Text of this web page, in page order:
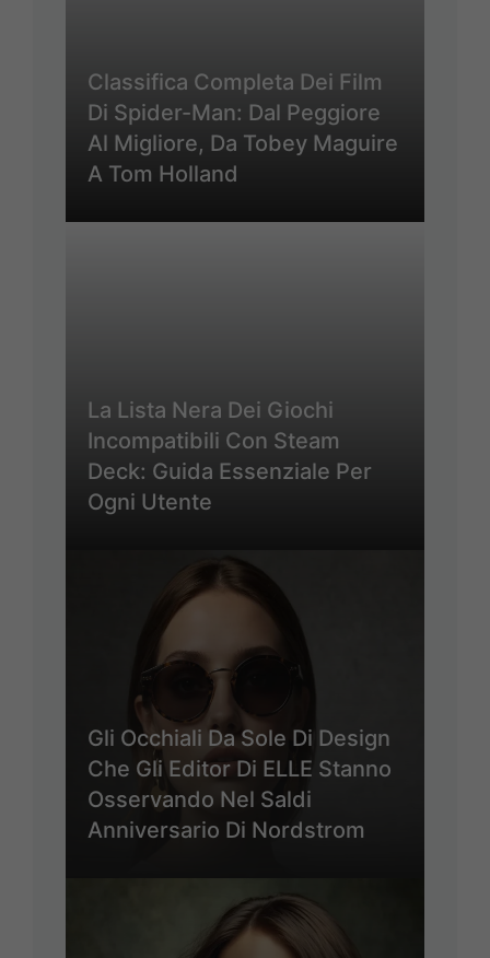
Classifica Completa Dei Film
Di Spider-Man: Dal Peggiore
Al Migliore, Da Tobey Maguire
A Tom Holland
La Lista Nera Dei Giochi
Incompatibili Con Steam
Deck: Guida Essenziale Per
Ogni Utente
Gli Occhiali Da Sole Di Design
Che Gli Editor Di ELLE Stanno
Osservando Nel Saldi
Anniversario Di Nordstrom